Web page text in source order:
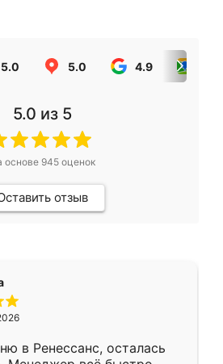
5.0 5.0 4.9
5.0 из 5
основе 945оценок
отзыв
в Ренессанс, осталась